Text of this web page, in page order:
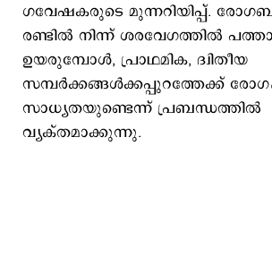
​ഗവേഷകരുടെ മുന്നറിയിപ്പ്.
രണ്ടിൽ നിന്ന് ശരവേ​ഗത്തിൽ
ഉയരുമ്പോൾ, പ്രാഥമിക, ദ്വിതീയ
സമ്പർക്കങ്ങൾക്കപ്പുറത്തേക്ക്
സാധ്യതയുണ്ടെന്ന് പ്രബന്ധത്തിൽ
വ്യക്തമാക്കുന്നു.